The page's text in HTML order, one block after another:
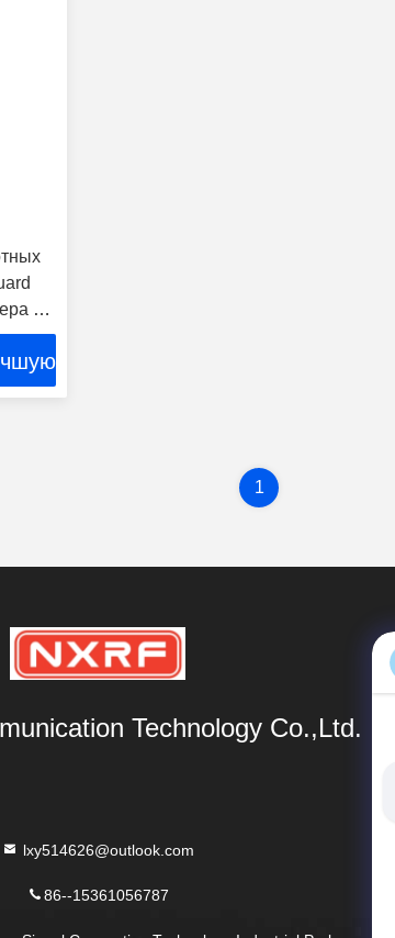
5
1
Technology Co.,Ltd.
lxy514626@outlook.com
86--15361056787